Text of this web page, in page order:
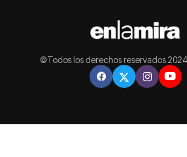
©Todos los derechos reservados